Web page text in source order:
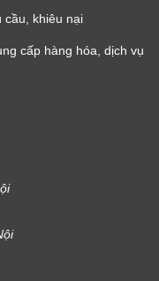
cầu, khiêu nại
cấp hàng hóa, dịch vụ